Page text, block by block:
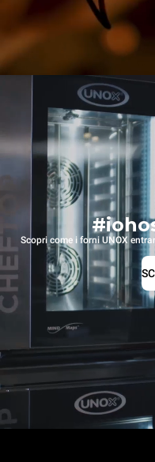
Scopri come i forni UNOX